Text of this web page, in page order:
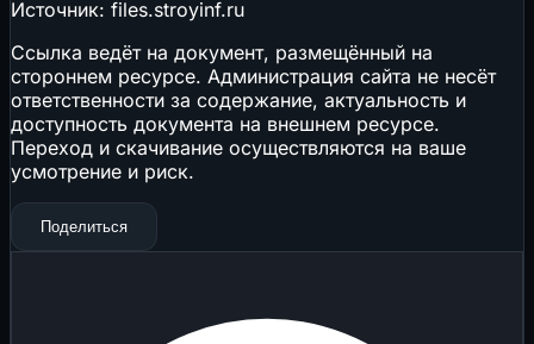
Источник: files.stroyinf.ru
Ссылка ведёт на документ, размещённый на
стороннем ресурсе. Администрация сайта не несёт
ответственности за содержание, актуальность и
доступность документа на внешнем ресурсе.
Переход и скачивание осуществляются на ваше
усмотрение и риск.
Поделиться